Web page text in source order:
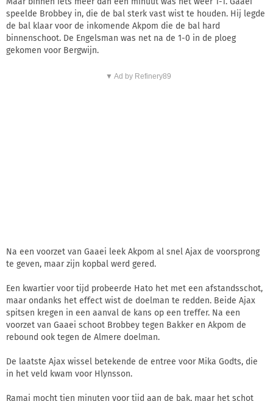
speelde Brobbey in, die de bal sterk vast wist te houden. Hij legde
de bal klaar voor de inkomende Akpom die de bal hard
binnenschoot. De Engelsman was net na de 1-0 in de ploeg
gekomen voor Bergwijn.
▼ Ad by Refinery89
Na een voorzet van Gaaei leek Akpom al snel Ajax de voorsprong
te geven, maar zijn kopbal werd gered.
Een kwartier voor tijd probeerde Hato het met een afstandsschot,
maar ondanks het effect wist de doelman te redden. Beide Ajax
spitsen kregen in een aanval de kans op een treffer. Na een
voorzet van Gaaei schoot Brobbey tegen Bakker en Akpom de
rebound ook tegen de Almere doelman.
De laatste Ajax wissel betekende de entree voor Mika Godts, die
in het veld kwam voor Hlynsson.
Ramaj mocht tien minuten voor tijd aan de bak, maar het schot